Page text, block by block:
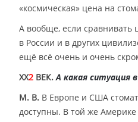
«космическая» цена на
А вообще, если сравнивать
в России и в других
ещё всё очень и очень
XX2 ВЕК. А какая ситуация
М. В. В Европе и США
доступны. В той же